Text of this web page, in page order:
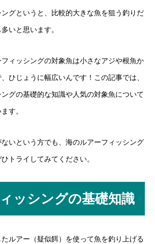
グというと、比較的大きな魚を狙う釣りだ
いと思います。
ィッシングの対象魚は小さなアジや根魚か
ひじょうに幅広いんです！この記事では、
グの基礎的な知識や人気の対象魚について
す。
いという方でも、海のルアーフィッシング
トライしてみてください。
ッシングの基礎知識
ルアー（疑似餌）を使って魚を釣り上げる